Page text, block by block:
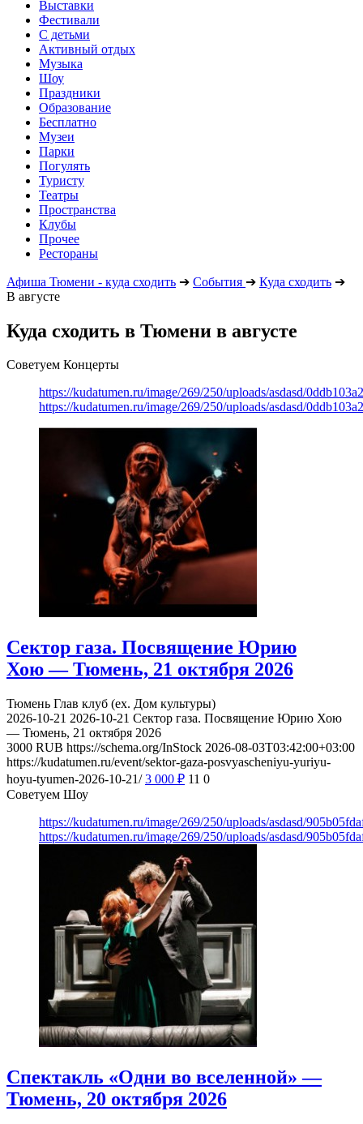
Выставки
Фестивали
С детьми
Активный отдых
Музыка
Шоу
Праздники
Образование
Бесплатно
Музеи
Парки
Погулять
Туристу
Театры
Пространства
Клубы
Прочее
Рестораны
Афиша Тюмени - куда сходить ➔ События ➔ Куда сходить ➔
В августе
Куда сходить в Тюмени в августе
Советуем Концерты
https://kudatumen.ru/image/269/250/uploads/asdasd/
https://kudatumen.ru/image/269/250/uploads/asdasd/
Сектор газа. Посвящение Юрию
Хою — Тюмень, 21 октября 2026
Тюмень Глав клуб (ex. Дом культуры)
2026-10-21 2026-10-21 Сектор газа. Посвящение Юрию Хою
— Тюмень, 21 октября 2026
3000 RUB https://schema.org/InStock 2026-08-03T03:42:00+03:00
https://kudatumen.ru/event/sektor-gaza-posvyascheniyu-yuriyu-
hoyu-tyumen-2026-10-21/ 3 000 ₽ 11 0
Советуем Шоу
https://kudatumen.ru/image/269/250/uploads/asdasd/
https://kudatumen.ru/image/269/250/uploads/asdasd/
Спектакль «Одни во вселенной» —
Тюмень, 20 октября 2026